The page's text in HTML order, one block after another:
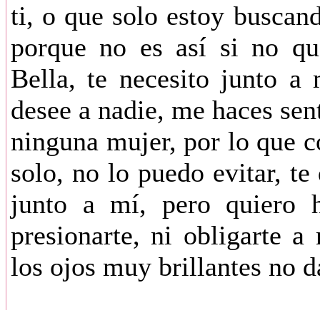
ti, o que solo estoy
porque no es así si no
Bella, te necesito junto a
desee a nadie, me haces
ninguna mujer, por lo que
solo, no lo puedo evitar,
junto a mí, pero quiero
presionarte, ni obligarte
los ojos muy brillantes no